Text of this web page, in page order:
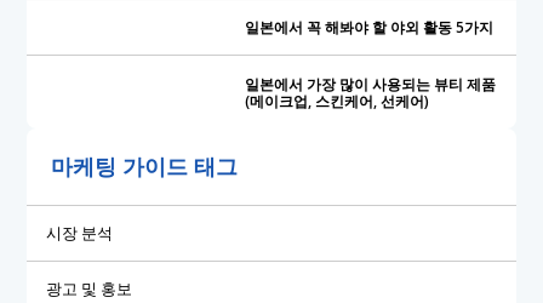
일본에서 꼭 해봐야 할 야외 활동 5가지
일본에서 가장 많이 사용되는 뷰티 제품
(메이크업, 스킨케어, 선케어)
마케팅 가이드 태그
시장 분석
광고 및 홍보